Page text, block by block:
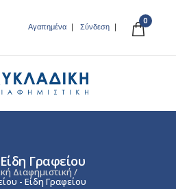
Αγαπημένα Σύνδεση
0
Γραφείου
Διαφημιστική /
- Είδη Γραφείου